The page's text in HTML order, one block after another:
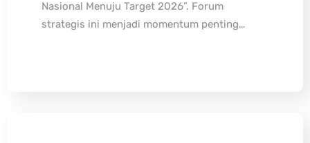
Nasional Menuju Target 2026”. Forum
strategis ini menjadi momentum penting…